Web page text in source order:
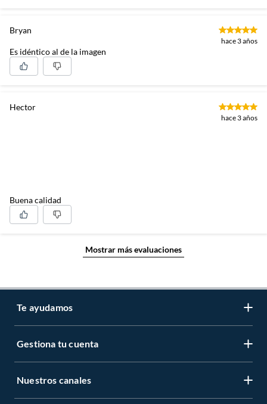
Bryan
hace 3 años
Es idéntico al de la imagen
Hector
hace 3 años
Buena calidad
Mostrar más evaluaciones
Te ayudamos
LIbro de reclamaciones
Gestiona tu cuenta
Mi cuenta
Nuestros canales